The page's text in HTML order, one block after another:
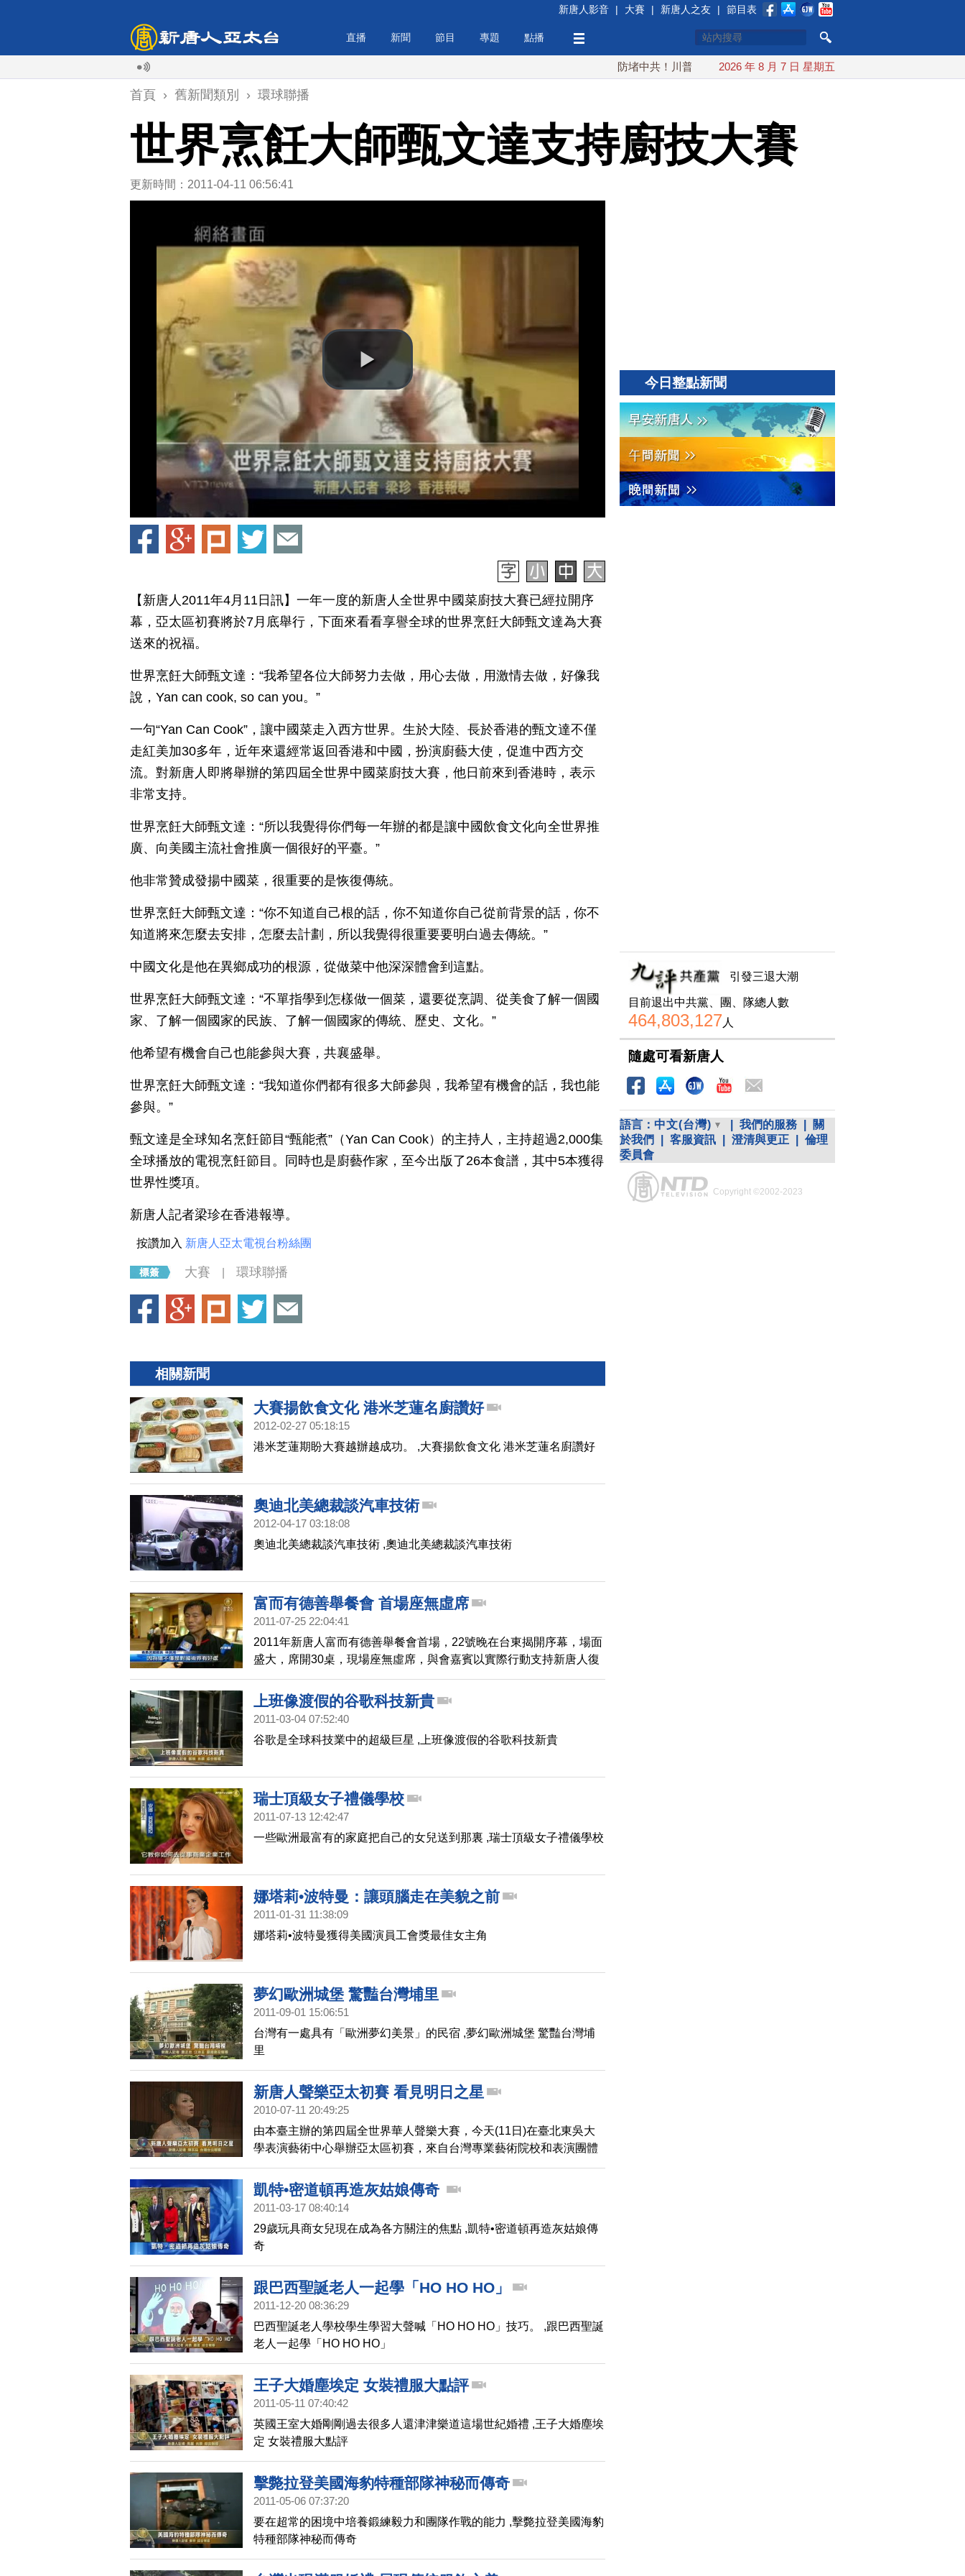
新唐人影音 | 大賽 | 新唐人之友 | 節目表
直播 新聞 節目 專題 點播
防堵中共！川普簽行政令 對多晶矽課15%關稅 日本氣象廳緊盯白海豚颱
2026 年 8 月 7 日 星期五
首頁 › 舊新聞類別 › 環球聯播
世界烹飪大師甄文達支持廚技大賽
更新時間：2011-04-11 06:56:41
【新唐人2011年4月11日訊】一年一度的新唐人全世界中國菜廚技大賽已經拉開序
幕，亞太區初賽將於7月底舉行，下面來看看享譽全球的世界烹飪大師甄文達為大賽
送來的祝福。
世界烹飪大師甄文達：“我希望各位大師努力去做，用心去做，用激情去做，好像我
說，Yan can cook, so can you。”
一句“Yan Can Cook”，讓中國菜走入西方世界。生於大陸、長於香港的甄文達不僅
走紅美加30多年，近年來還經常返回香港和中國，扮演廚藝大使，促進中西方交
流。對新唐人即將舉辦的第四屆全世界中國菜廚技大賽，他日前來到香港時，表示
非常支持。
世界烹飪大師甄文達：“所以我覺得你們每一年辦的都是讓中國飲食文化向全世界推
廣、向美國主流社會推廣一個很好的平臺。”
他非常贊成發揚中國菜，很重要的是恢復傳統。
世界烹飪大師甄文達：“你不知道自己根的話，你不知道你自己從前背景的話，你不
知道將來怎麼去安排，怎麼去計劃，所以我覺得很重要要明白過去傳統。”
中國文化是他在異鄉成功的根源，從做菜中他深深體會到這點。
世界烹飪大師甄文達：“不單指學到怎樣做一個菜，還要從烹調、從美食了解一個國
家、了解一個國家的民族、了解一個國家的傳統、歷史、文化。”
他希望有機會自己也能參與大賽，共襄盛舉。
世界烹飪大師甄文達：“我知道你們都有很多大師參與，我希望有機會的話，我也能
參與。”
甄文達是全球知名烹飪節目“甄能煮”（Yan Can Cook）的主持人，主持超過2,000集
全球播放的電視烹飪節目。同時也是廚藝作家，至今出版了26本食譜，其中5本獲得
世界性獎項。
新唐人記者梁珍在香港報導。
按讚加入 新唐人亞太電視台粉絲團
大賽 環球聯播
相關新聞
大賽揚飲食文化 港米芝蓮名廚讚好
2012-02-27 05:18:15
港米芝蓮期盼大賽越辦越成功。 ,大賽揚飲食文化 港米芝蓮名廚讚好
奧迪北美總裁談汽車技術
2012-04-17 03:18:08
奧迪北美總裁談汽車技術 ,奧迪北美總裁談汽車技術
富而有德善舉餐會 首場座無虛席
2011-07-25 22:04:41
2011年新唐人富而有德善舉餐會首場，22號晚在台東揭開序幕，場面
盛大，席開30桌，現場座無虛席，與會嘉賓以實際行動支持新唐人復
興中華正統文化藝術道德的理念。
上班像渡假的谷歌科技新貴
2011-03-04 07:52:40
谷歌是全球科技業中的超級巨星 ,上班像渡假的谷歌科技新貴
瑞士頂級女子禮儀學校
2011-07-13 12:42:47
一些歐洲最富有的家庭把自己的女兒送到那裏 ,瑞士頂級女子禮儀學校
娜塔莉•波特曼：讓頭腦走在美貌之前
2011-01-31 11:38:09
娜塔莉•波特曼獲得美國演員工會獎最佳女主角
夢幻歐洲城堡 驚豔台灣埔里
2011-09-01 15:06:51
台灣有一處具有「歐洲夢幻美景」的民宿 ,夢幻歐洲城堡 驚豔台灣埔
里
新唐人聲樂亞太初賽 看見明日之星
2010-07-11 20:49:25
由本臺主辦的第四屆全世界華人聲樂大賽，今天(11日)在臺北東吳大
學表演藝術中心舉辦亞太區初賽，來自台灣專業藝術院校和表演團體
的聲樂老師、演員和學生、以及海外留學歸國的29位好手參賽，16位
選手入圍。評委藍野流表示，可以看出今年選手中不乏有世界級水平
的明日之星。
凱特•密道頓再造灰姑娘傳奇
2011-03-17 08:40:14
29歲玩具商女兒現在成為各方關注的焦點 ,凱特•密道頓再造灰姑娘傳
奇
跟巴西聖誕老人一起學「HO HO HO」
2011-12-20 08:36:29
巴西聖誕老人學校學生學習大聲喊「HO HO HO」技巧。 ,跟巴西聖誕
老人一起學「HO HO HO」
王子大婚塵埃定 女裝禮服大點評
2011-05-11 07:40:42
英國王室大婚剛剛過去很多人還津津樂道這場世紀婚禮 ,王子大婚塵埃
定 女裝禮服大點評
擊斃拉登美國海豹特種部隊神秘而傳奇
2011-05-06 07:37:20
要在超常的困境中培養鍛練毅力和團隊作戰的能力 ,擊斃拉登美國海豹
特種部隊神秘而傳奇
今日整點新聞
引發三退大潮
目前退出中共黨、團、隊總人數
464,803,127人
隨處可看新唐人
語言： 中文(台灣) 我們的服務
關
於我們
客服資訊 澄清與更正
倫理
委員會
Copyright ©2002-2023